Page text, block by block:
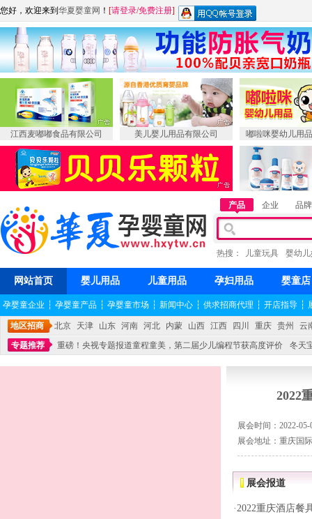
您好，欢迎来到 华夏婴童网 ！ [请登录/免费注册]
江西麦嘟嘟食品有限公司 美儿婴儿用品有限公司 嘟啦咪婴幼儿用
产品 企业 品牌
热搜： 儿童玩具 婴幼
网站首页 婴儿用品 儿童用品 孕妇用品 婴童店
孕婴童企业 ┆ 孕婴童产品 ┆ 孕婴童市场 ┆ 新闻中心 ┆ 供求招商代理 ┆ 开店指导 ┆
地区招商 北京 天津 山东 河南 河北 内蒙 山西 江西 四川 重庆 贵州
云
专题推荐
重磅！央视专题报道童程童美，第二届少儿编程节获高度评价
冬天
2022
展会时间：2022-05-
展会地址：重庆国
展会报道
·2022重庆酒店餐